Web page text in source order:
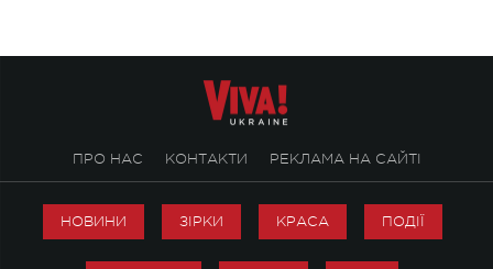
ПРО НАС КОНТАКТИ РЕКЛАМА НА САЙТІ
НОВИНИ ЗІРКИ КРАСА ПОДІЇ